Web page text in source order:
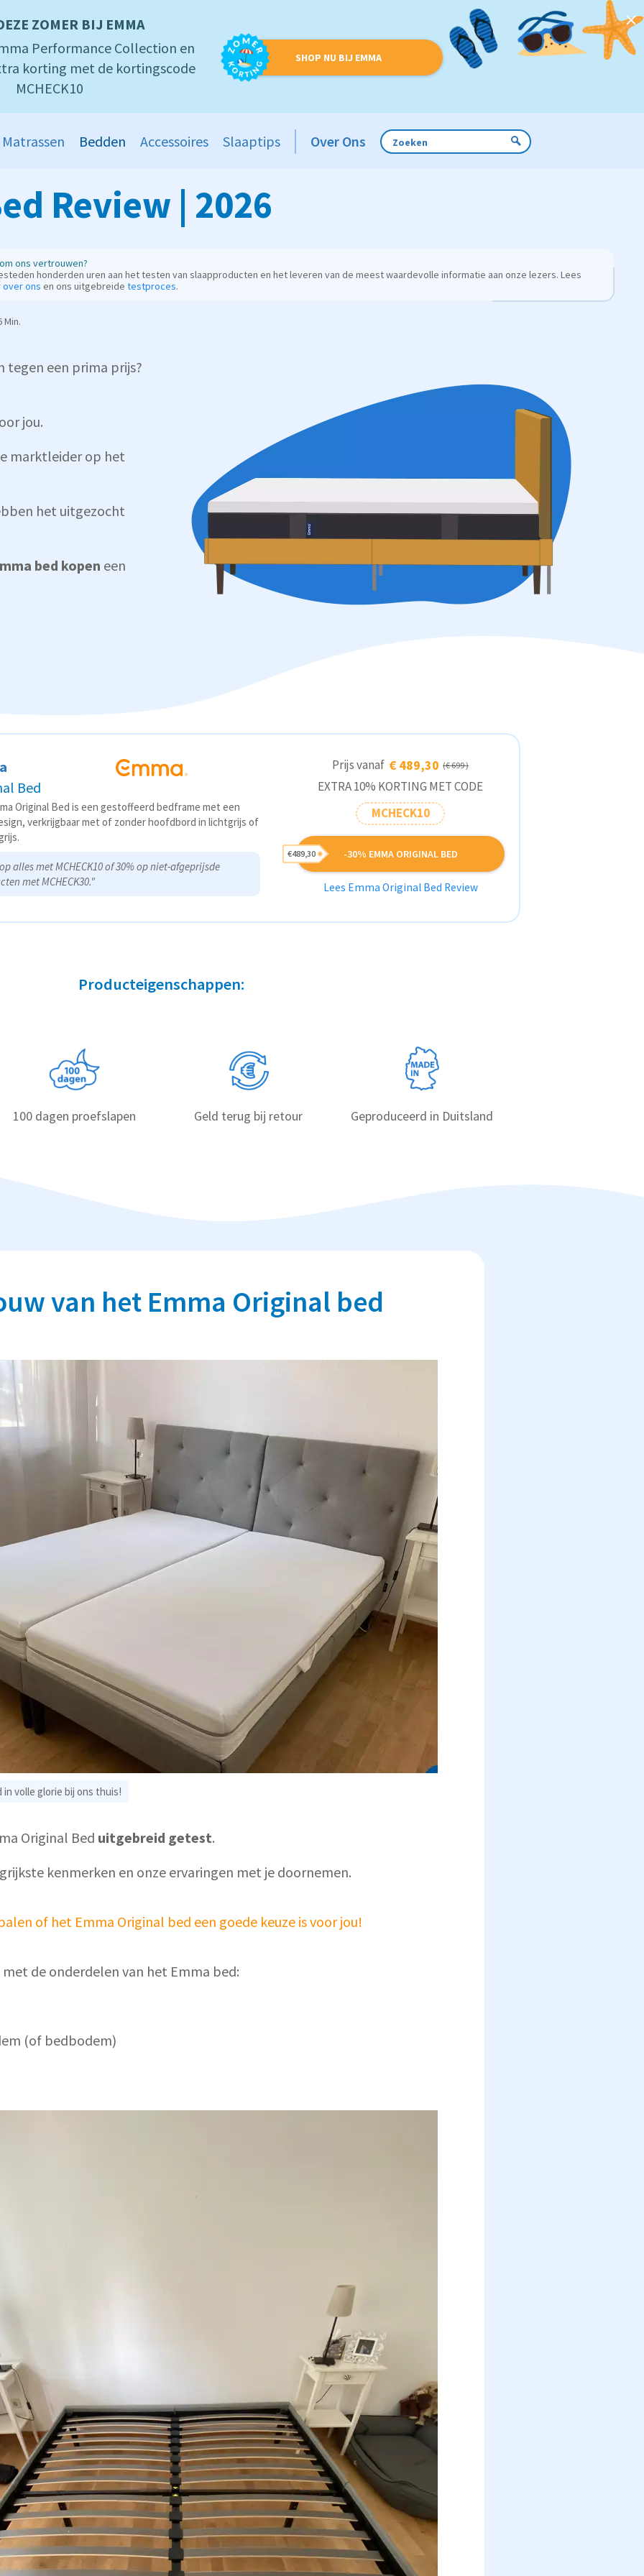
ZOMER BIJ EMMA
Performance Collection en
korting met de kortingscode
MCHECK10
SHOP NU BIJ EMMA
Matrassen Bedden Accessoires Slaaptips Over Ons
Review | 2026
ons vertrouwen?
honderden uren aan het testen van slaapproducten en het leveren van de meest waardevolle informatie aan onze lezers. Lees
over ons en ons uitgebreide testproces.
Min.
tegen een prima prijs?
jou.
marktleider op het
het uitgezocht
bed kopen een
Bed
Original Bed is een gestoffeerd bedframe met een
verkrijgbaar met of zonder hoofdbord in lichtgrijs of
alles met MCHECK10 of 30% op niet-afgeprijsde
met MCHECK30."
Prijs vanaf € 489,30 (€ 699 )
EXTRA 10% KORTING MET CODE
MCHECK10
-30% EMMA ORIGINAL BED
€489,30
Lees Emma Original Bed Review
Producteigenschappen:
100 dagen proefslapen Geld terug bij retour Geproduceerd in Duitsland
van het Emma Original bed
in volle glorie bij ons thuis!
Original Bed uitgebreid getest.
kenmerken en onze ervaringen met je doornemen.
of het Emma Original bed een goede keuze is voor jou!
de onderdelen van het Emma bed:
(of bedbodem)